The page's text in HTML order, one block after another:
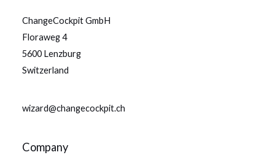
ChangeCockpit GmbH
Floraweg 4
5600 Lenzburg
Switzerland
wizard@changecockpit.ch
Company